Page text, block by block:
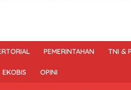
PEMERINTAHAN TNI &
EKOBIS OPINI